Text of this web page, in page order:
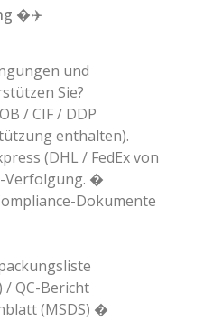
�✈️
und
Sie?
/ CIF / DDP
enthalten).
(DHL / FedEx von
Verfolgung. �
Dokumente
/ QC-Bericht
(MSDS) �